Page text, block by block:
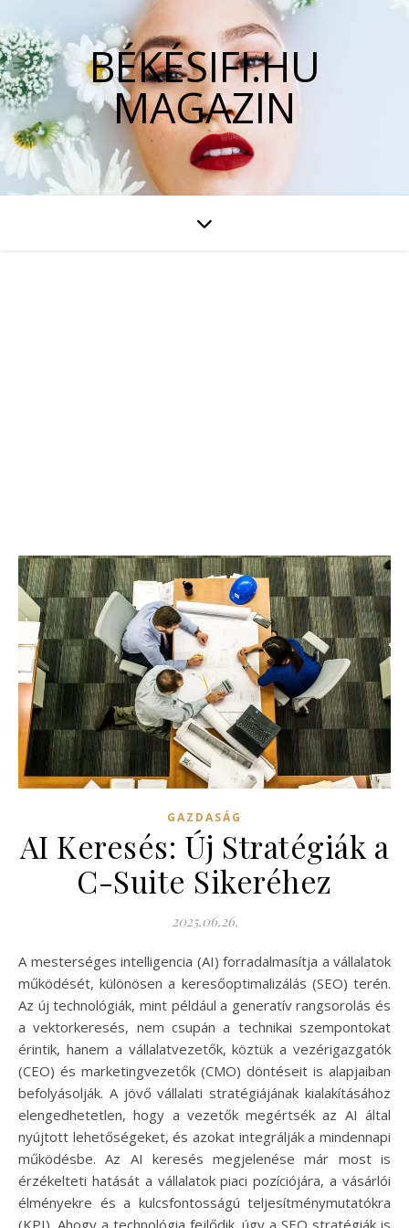
BÉKÉSIFI.HU
MAGAZIN
GAZDASÁG
AI Keresés: Új Stratégiák a
C-Suite Sikeréhez
2025.06.26.
A mesterséges intelligencia (AI) forradalmasítja a vállalatok
működését, különösen a keresőoptimalizálás (SEO) terén.
Az új technológiák, mint például a generatív rangsorolás és
a vektorkeresés, nem csupán a technikai szempontokat
érintik, hanem a vállalatvezetők, köztük a vezérigazgatók
(CEO) és marketingvezetők (CMO) döntéseit is alapjaiban
befolyásolják. A jövő vállalati stratégiájának kialakításához
elengedhetetlen, hogy a vezetők megértsék az AI által
nyújtott lehetőségeket, és azokat integrálják a mindennapi
működésbe. Az AI keresés megjelenése már most is
érzékelteti hatását a vállalatok piaci pozíciójára, a vásárlói
élményekre és a kulcsfontosságú teljesítménymutatókra
(KPI). Ahogy a technológia fejlődik, úgy a SEO stratégiák is